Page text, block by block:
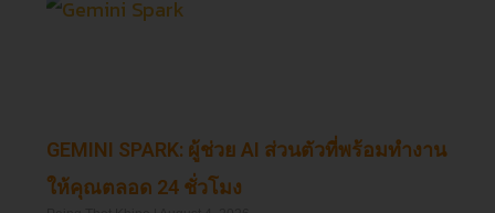
GEMINI SPARK: ผู้ช่วย AI ส่วนตัวที่พร้อมทำงาน
ให้คุณตลอด 24 ชั่วโมง